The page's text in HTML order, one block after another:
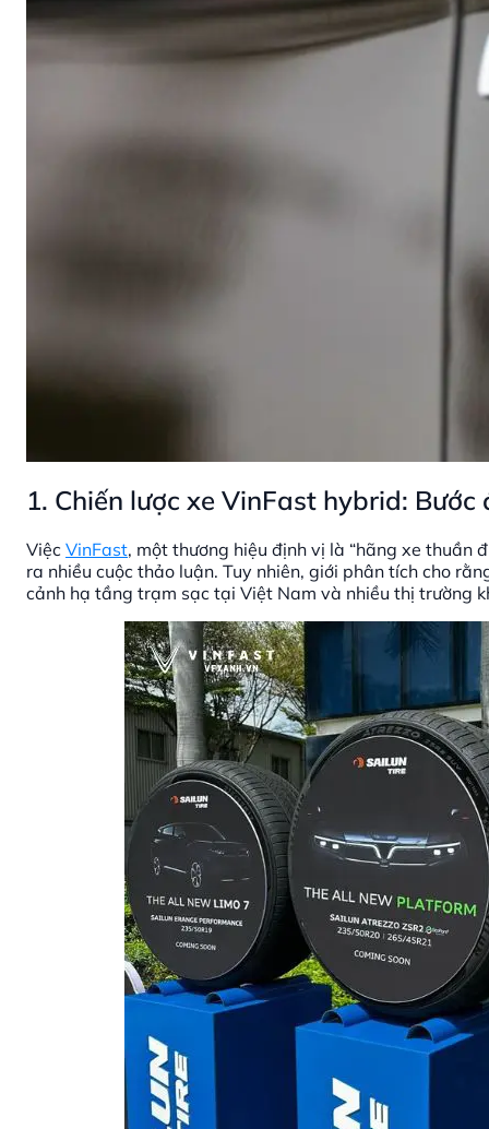
1. Chiến lược xe VinFast hybrid: Bước
Việc VinFast, một thương hiệu định vị là “hãng xe thuần
ra nhiều cuộc thảo luận. Tuy nhiên, giới phân tích cho
cảnh hạ tầng trạm sạc tại Việt Nam và nhiều thị trường